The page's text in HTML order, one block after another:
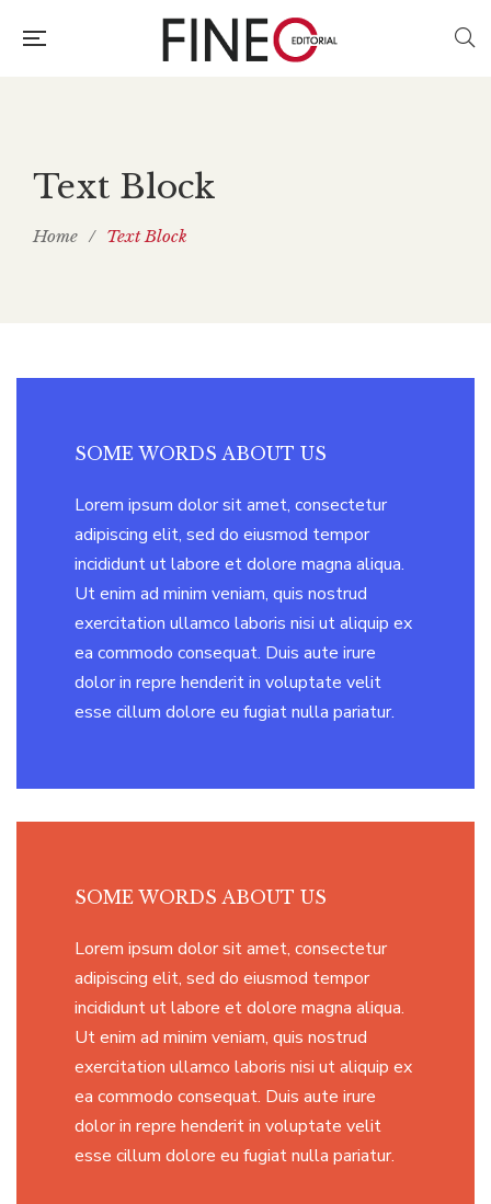
Text Block
Home / Text Block
SOME WORDS ABOUT US
Lorem ipsum dolor sit amet, consectetur
adipiscing elit, sed do eiusmod tempor
incididunt ut labore et dolore magna aliqua.
Ut enim ad minim veniam, quis nostrud
exercitation ullamco laboris nisi ut aliquip ex
ea commodo consequat. Duis aute irure
dolor in repre henderit in voluptate velit
esse cillum dolore eu fugiat nulla pariatur.
SOME WORDS ABOUT US
Lorem ipsum dolor sit amet, consectetur
adipiscing elit, sed do eiusmod tempor
incididunt ut labore et dolore magna aliqua.
Ut enim ad minim veniam, quis nostrud
exercitation ullamco laboris nisi ut aliquip ex
ea commodo consequat. Duis aute irure
dolor in repre henderit in voluptate velit
esse cillum dolore eu fugiat nulla pariatur.